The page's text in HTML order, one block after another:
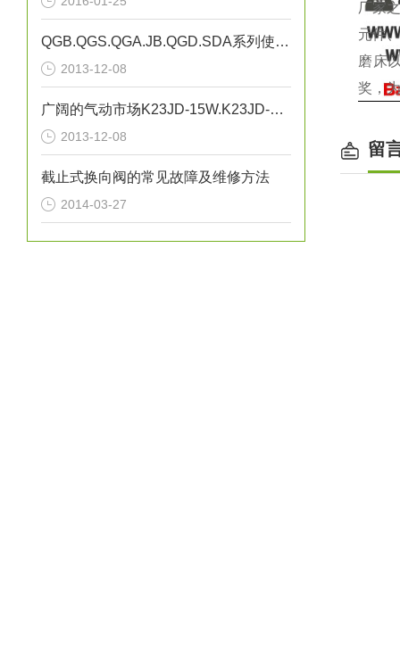
QGB.QGS.QGA.JB.QGD.SDA系列使用说明 K23JSD-L15
2013-12-08
广阔的气动市场K23JD-15W.K23JD-25W.K23JSD-L15
2013-12-08
截止式换向阀的常见故障及维修方法
2014-03-27
工作介
使用压
厂家
元件
磨床
奖，
留